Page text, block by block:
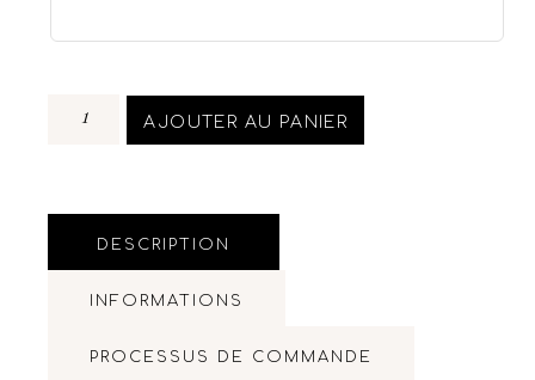
AJOUTER AU PANIER
DESCRIPTION
INFORMATIONS
PROCESSUS DE COMMANDE